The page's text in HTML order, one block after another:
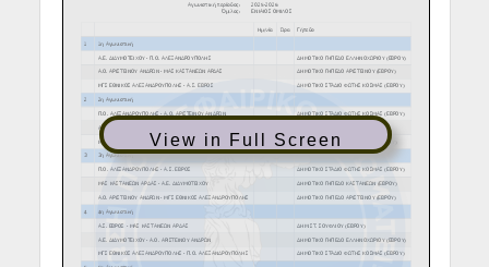
View in Full Screen